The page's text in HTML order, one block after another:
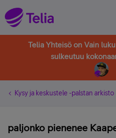
Telia Yhteisö on Vain
sulkeutuu
Kysy ja keskustele -palstan arkisto
paljonko pienenee